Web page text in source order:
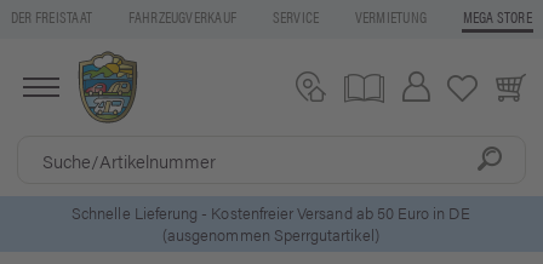
DER FREISTAAT FAHRZEUGVERKAUF SERVICE VERMIETUNG MEGA STORE
5 Euro Gutschein* beiNewsletter-Anmeldung